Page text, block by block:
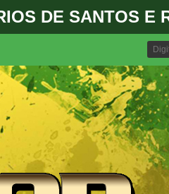
DE SANTOS E